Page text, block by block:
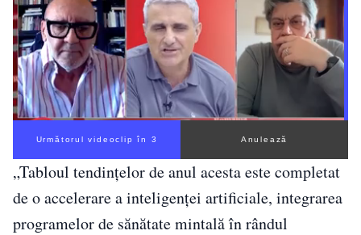
Următorul videoclip în 2 Anulează
„Tabloul tendinţelor de anul acesta este completat
de o accelerare a inteligenţei artificiale, integrarea
programelor de sănătate mintală în rândul